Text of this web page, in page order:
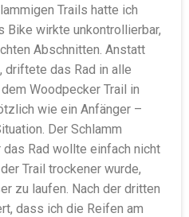
Trails hatte ich
Bike wirkte unkontrollierbar,
Abschnitten. Anstatt
driftete das Rad in alle
Woodpecker Trail in
wie ein Anfänger –
Der Schlamm
Rad wollte einfach nicht
Trail trockener wurde,
zu laufen. Nach der dritten
dass ich die Reifen am